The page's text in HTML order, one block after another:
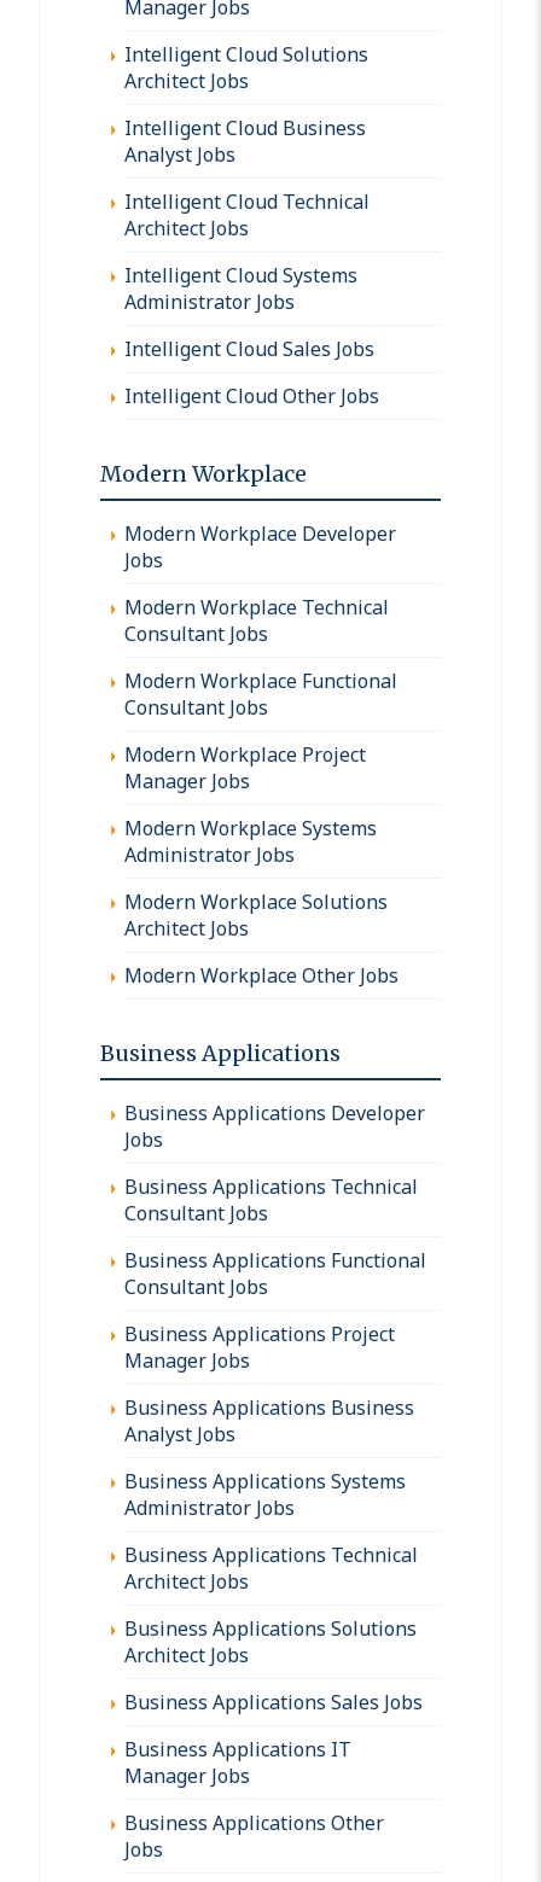
Manager Jobs
Intelligent Cloud Solutions
Architect Jobs
Intelligent Cloud Business
Analyst Jobs
Intelligent Cloud Technical
Architect Jobs
Intelligent Cloud Systems
Administrator Jobs
Intelligent Cloud Sales Jobs
Intelligent Cloud Other Jobs
Modern Workplace
Modern Workplace Developer
Jobs
Modern Workplace Technical
Consultant Jobs
Modern Workplace Functional
Consultant Jobs
Modern Workplace Project
Manager Jobs
Modern Workplace Systems
Administrator Jobs
Modern Workplace Solutions
Architect Jobs
Modern Workplace Other Jobs
Business Applications
Business Applications Developer
Jobs
Business Applications Technical
Consultant Jobs
Business Applications Functional
Consultant Jobs
Business Applications Project
Manager Jobs
Business Applications Business
Analyst Jobs
Business Applications Systems
Administrator Jobs
Business Applications Technical
Architect Jobs
Business Applications Solutions
Architect Jobs
Business Applications Sales Jobs
Business Applications IT
Manager Jobs
Business Applications Other
Jobs